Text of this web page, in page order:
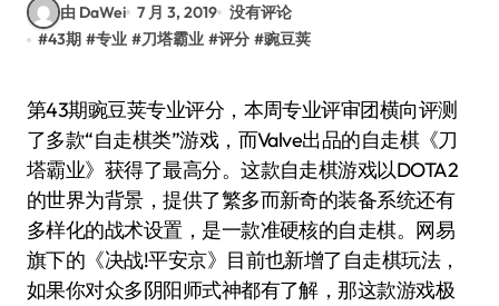
由 DaWei 7 月 3, 2019 没有评论
#43期 #专业 #刀塔霸业 #评分 #豌豆荚
第43期豌豆荚专业评分，本周专业评审团横向评测
了多款“自走棋类”游戏，而Valve出品的自走棋《刀
塔霸业》获得了最高分。这款自走棋游戏以DOTA2
的世界为背景，提供了繁多而新奇的装备系统还有
多样化的战术设置，是一款准硬核的自走棋。网易
旗下的《决战!平安京》目前也新增了自走棋玩法，
如果你对众多阴阳师式神都有了解，那这款游戏极